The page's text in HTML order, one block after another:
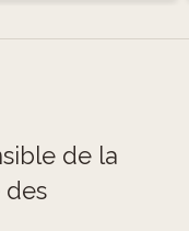
de la